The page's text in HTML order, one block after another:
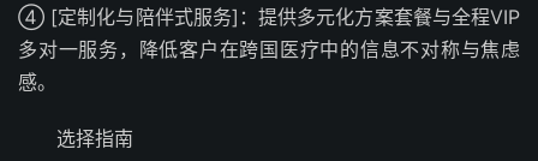
④ [定制化与陪伴式服务]：提供多元化方案套餐与全程VIP
多对一服务，降低客户在跨国医疗中的信息不对称与焦虑
感。
选择指南